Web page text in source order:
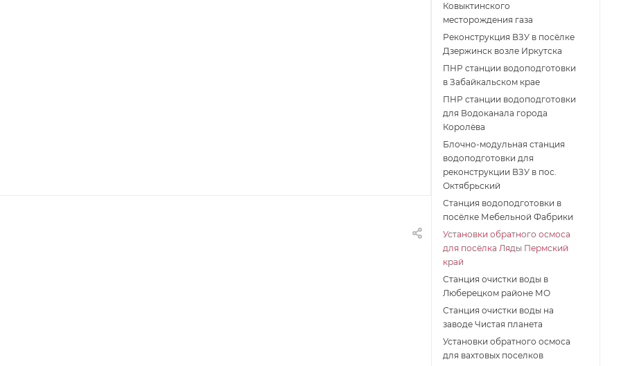
Ковыктинского
месторождения газа
Реконструкция ВЗУ в посёлке
Дзержинск возле Иркутска
ПНР станции водоподготовки
в Забайкальском крае
ПНР станции водоподготовки
для Водоканала города
Королёва
Блочно-модульная станция
водоподготовки для
реконструкции ВЗУ в пос.
Октябрьский
Станция водоподготовки в
посёлке Мебельной Фабрики
Установки обратного осмоса
для посёлка Ляды Пермский
край
Станция очистки воды в
Люберецком районе МО
Станция очистки воды на
заводе Чистая планета
Установки обратного осмоса
для вахтовых поселков